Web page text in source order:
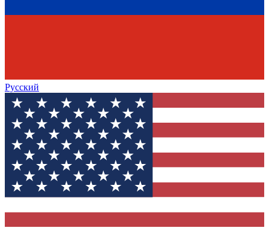
Русский